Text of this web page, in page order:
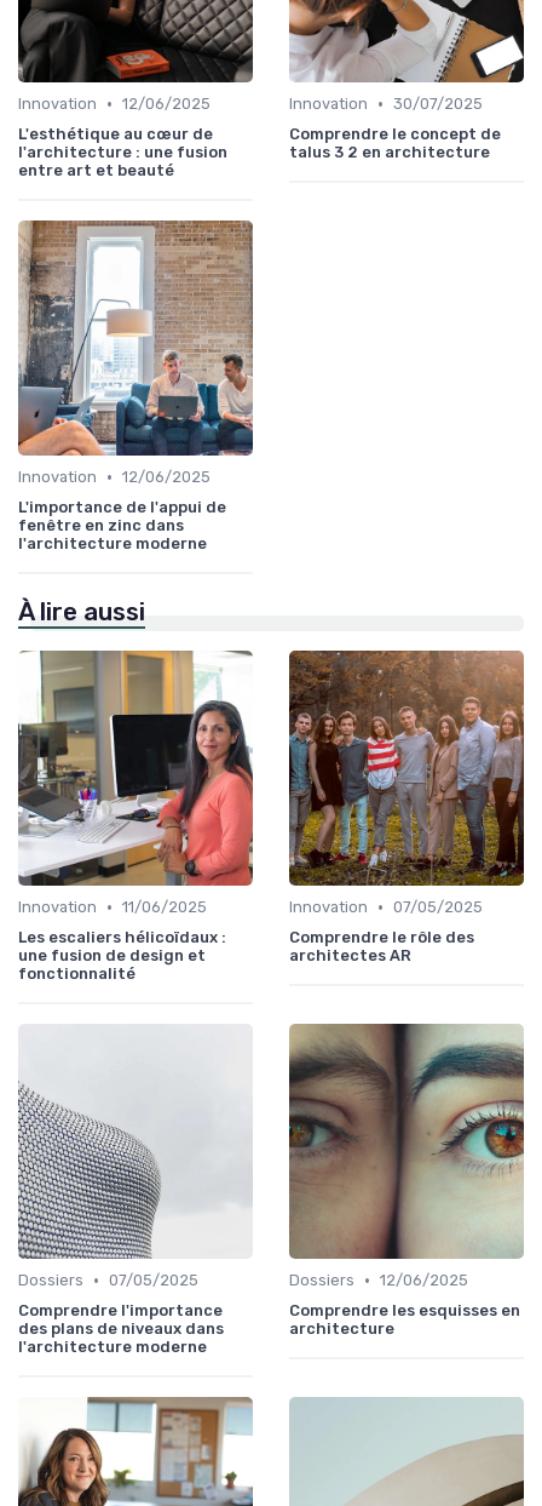
Innovation • 12/06/2025
L'esthétique au cœur de
l'architecture : une fusion
entre art et beauté
Innovation • 30/07/2025
Comprendre le concept de
talus 3 2 en architecture
Innovation • 12/06/2025
L'importance de l'appui de
fenêtre en zinc dans
l'architecture moderne
À lire aussi
Innovation • 11/06/2025
Les escaliers hélicoïdaux :
une fusion de design et
fonctionnalité
Innovation • 07/05/2025
Comprendre le rôle des
architectes AR
Dossiers • 07/05/2025
Comprendre l'importance
des plans de niveaux dans
l'architecture moderne
Dossiers • 12/06/2025
Comprendre les esquisses en
architecture